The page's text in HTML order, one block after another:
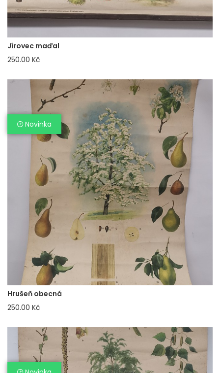
Jírovec maďal
250.00 Kč
Hrušeň obecná
Novinka
250.00 Kč